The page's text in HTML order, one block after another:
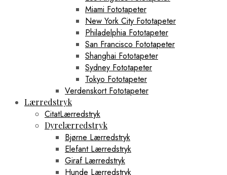
Miami Fototapeter
New York City Fototapeter
Philadelphia Fototapeter
San Francisco Fototapeter
Shanghai Fototapeter
Sydney Fototapeter
Tokyo Fototapeter
Verdenskort Fototapeter
Lærredstryk
CitatLærredstryk
Dyrelærredstryk
Bjørne Lærredstryk
Elefant Lærredstryk
Giraf Lærredstryk
Hunde Lærredstryk